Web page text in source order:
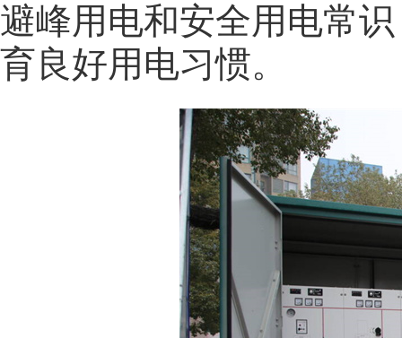
避峰用电和安全用电常
育良好用电习惯。